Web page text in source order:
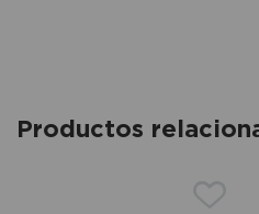
Productos